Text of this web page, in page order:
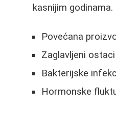
kasnijim
Povećana
Zaglavljeni
Bakterijske
Hormonske